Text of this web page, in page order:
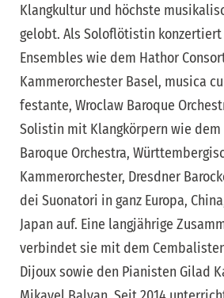
Klangkultur und höchste
gelobt. Als Soloflötistin
Ensembles wie dem Hathor
Kammerorchester Basel, musica
festante, Wroclaw Baroque
Solistin mit Klangkörpern wie dem
Baroque Orchestra,
Kammerorchester, Dresdner
dei Suonatori in ganz Europa,
Japan auf. Eine langjährige
verbindet sie mit dem
Dijoux sowie den Pianisten Gilad